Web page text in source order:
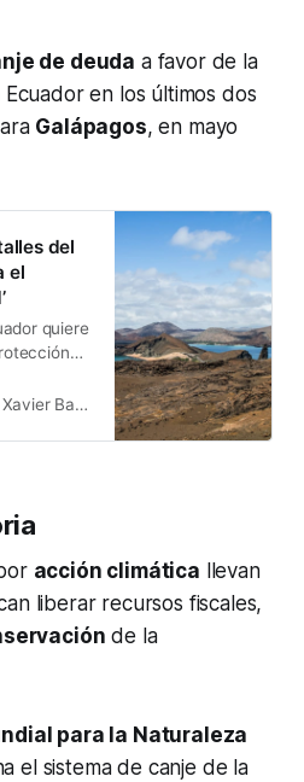
de deuda a favor de la
en los últimos dos
Galápagos, en mayo
del
el
quiere
operación
Xavier Basantes
acción climática llevan
liberar recursos fiscales,
de la
para la Naturaleza
el sistema de canje de la